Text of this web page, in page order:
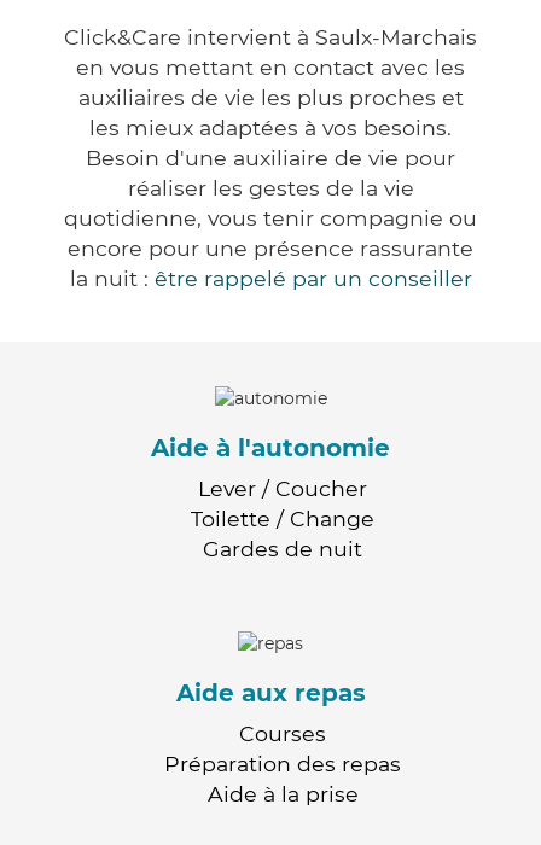
Click&Care intervient à Saulx-Marchais
en vous mettant en contact avec les
auxiliaires de vie les plus proches et
les mieux adaptées à vos besoins.
Besoin d'une auxiliaire de vie pour
réaliser les gestes de la vie
quotidienne, vous tenir compagnie ou
encore pour une présence rassurante
la nuit : être rappelé par un conseiller
Aide à l'autonomie
Lever / Coucher
Toilette / Change
Gardes de nuit
Aide aux repas
Courses
Préparation des repas
Aide à la prise